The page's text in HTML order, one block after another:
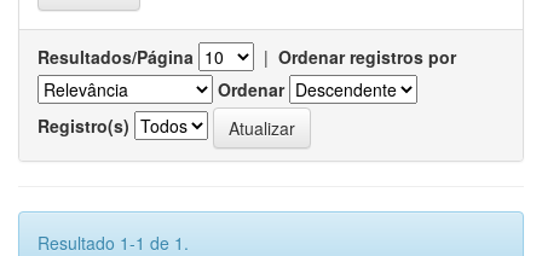
Resultados/Página | Ordenar registros por
Ordenar
Registro(s)
Resultado 1-1 de 1.